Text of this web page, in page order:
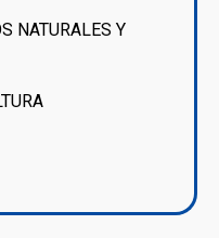
NATURALES Y